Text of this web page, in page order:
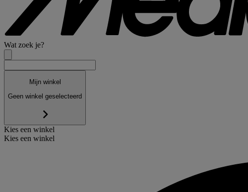
Wat zoek je?
Mijn winkel
Geen winkel geselecteerd
Kies een winkel
Kies een winkel